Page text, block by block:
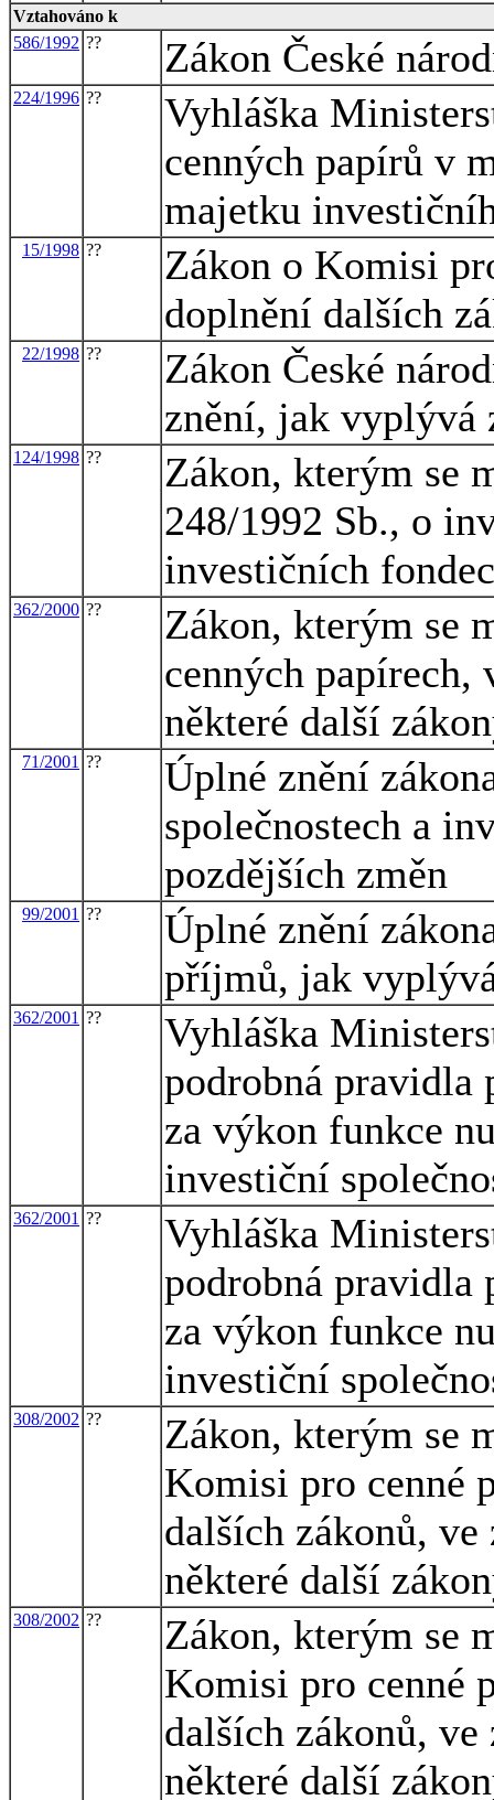
Vztahováno k
586/1992 ?? Zákon České
224/1996 ??
Vyhláška
cenných papírů v
majetku
15/1998 ??
Zákon o Komisi
doplnění dalších
22/1998 ??
Zákon České
znění, jak vyplývá
124/1998 ??
Zákon, kterým se
248/1992 Sb., o
investičních
362/2000 ??
Zákon, kterým se
cenných papírech,
některé další
71/2001 ??
Úplné znění
společnostech a
pozdějších změn
99/2001 ??
Úplné znění
příjmů, jak
362/2001 ??
Vyhláška
podrobná pravidla
za výkon funkce
investiční
362/2001 ??
Vyhláška
podrobná pravidla
za výkon funkce
investiční
308/2002 ??
Zákon, kterým se
Komisi pro cenné
dalších zákonů,
některé další
308/2002 ??
Zákon, kterým se
Komisi pro cenné
dalších zákonů,
některé další